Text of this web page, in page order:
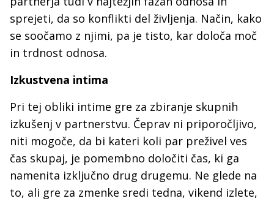
sprejeti, da so konflikti del življenja. Način, kako
se soočamo z njimi, pa je tisto, kar določa moč
in trdnost odnosa.
Izkustvena intima
Pri tej obliki intime gre za zbiranje skupnih
izkušenj v partnerstvu. Čeprav ni priporočljivo,
niti mogoče, da bi kateri koli par preživel ves
čas skupaj, je pomembno določiti čas, ki ga
namenita izključno drug drugemu. Ne glede na
to, ali gre za zmenke sredi tedna, vikend izlete,